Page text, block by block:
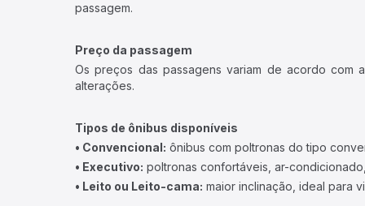
passagem.
Preço da passagem
Os preços das passagens variam de acordo com
alterações.
Tipos de ônibus disponíveis
• Convencional: ônibus com poltronas do tipo
• Executivo: poltronas confortáveis, ar-
• Leito ou Leito-cama: maior inclinação, ideal para